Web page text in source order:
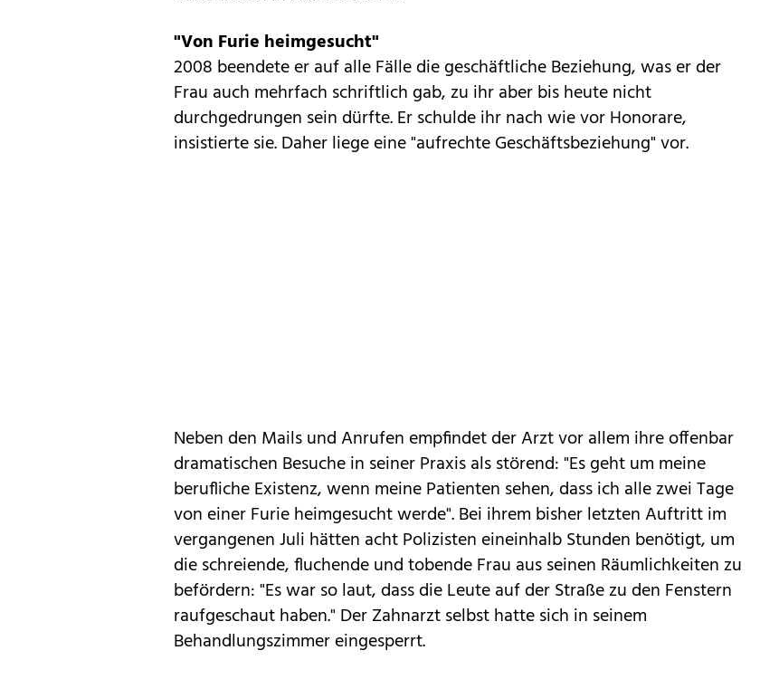
"Von Furie heimgesucht"
2008 beendete er auf alle Fälle die geschäftliche Beziehung, was er der
Frau auch mehrfach schriftlich gab, zu ihr aber bis heute nicht
durchgedrungen sein dürfte. Er schulde ihr nach wie vor Honorare,
insistierte sie. Daher liege eine "aufrechte Geschäftsbeziehung" vor.
Neben den Mails und Anrufen empfindet der Arzt vor allem ihre offenbar
dramatischen Besuche in seiner Praxis als störend: "Es geht um meine
berufliche Existenz, wenn meine Patienten sehen, dass ich alle zwei Tage
von einer Furie heimgesucht werde". Bei ihrem bisher letzten Auftritt im
vergangenen Juli hätten acht Polizisten eineinhalb Stunden benötigt, um
die schreiende, fluchende und tobende Frau aus seinen Räumlichkeiten zu
befördern: "Es war so laut, dass die Leute auf der Straße zu den Fenstern
raufgeschaut haben." Der Zahnarzt selbst hatte sich in seinem
Behandlungszimmer eingesperrt.